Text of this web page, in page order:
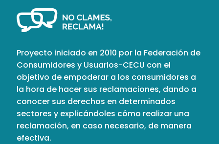
Proyecto iniciado en 2010 por la Federación de
Consumidores y Usuarios-CECU con el
objetivo de empoderar a los consumidores a
la hora de hacer sus reclamaciones, dando a
conocer sus derechos en determinados
sectores y explicándoles cómo realizar una
reclamación, en caso necesario, de manera
efectiva.